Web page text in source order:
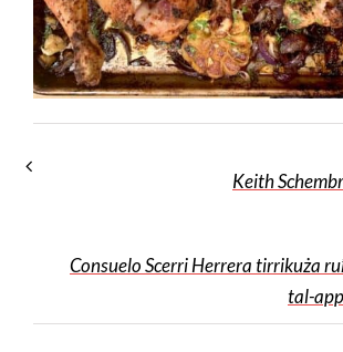
Keith
Consuelo Scerri Herrera tirrikuża
tal-